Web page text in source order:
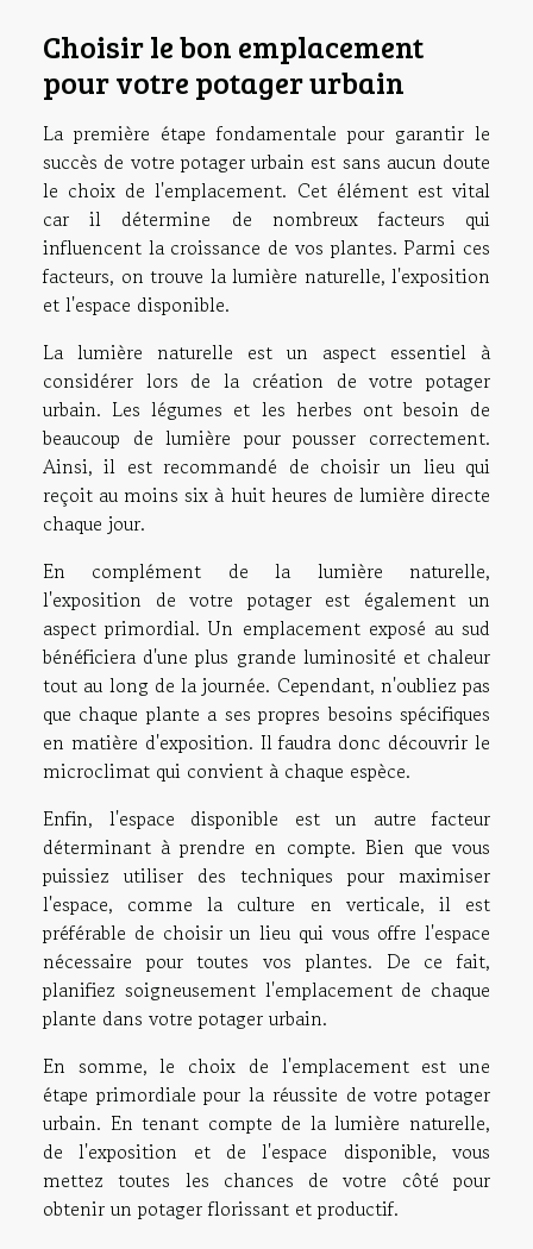
Choisir le bon emplacement
pour votre potager urbain
La première étape fondamentale pour garantir le
succès de votre potager urbain est sans aucun doute
le choix de l'emplacement. Cet élément est vital
car il détermine de nombreux facteurs qui
influencent la croissance de vos plantes. Parmi ces
facteurs, on trouve la lumière naturelle, l'exposition
et l'espace disponible.
La lumière naturelle est un aspect essentiel à
considérer lors de la création de votre potager
urbain. Les légumes et les herbes ont besoin de
beaucoup de lumière pour pousser correctement.
Ainsi, il est recommandé de choisir un lieu qui
reçoit au moins six à huit heures de lumière directe
chaque jour.
En complément de la lumière naturelle,
l'exposition de votre potager est également un
aspect primordial. Un emplacement exposé au sud
bénéficiera d'une plus grande luminosité et chaleur
tout au long de la journée. Cependant, n'oubliez pas
que chaque plante a ses propres besoins spécifiques
en matière d'exposition. Il faudra donc découvrir le
microclimat qui convient à chaque espèce.
Enfin, l'espace disponible est un autre facteur
déterminant à prendre en compte. Bien que vous
puissiez utiliser des techniques pour maximiser
l'espace, comme la culture en verticale, il est
préférable de choisir un lieu qui vous offre l'espace
nécessaire pour toutes vos plantes. De ce fait,
planifiez soigneusement l'emplacement de chaque
plante dans votre potager urbain.
En somme, le choix de l'emplacement est une
étape primordiale pour la réussite de votre potager
urbain. En tenant compte de la lumière naturelle,
de l'exposition et de l'espace disponible, vous
mettez toutes les chances de votre côté pour
obtenir un potager florissant et productif.